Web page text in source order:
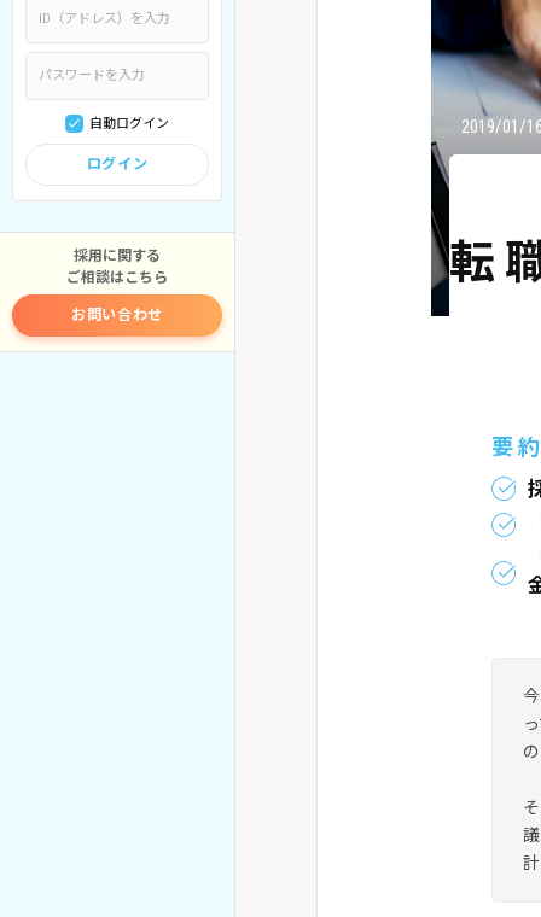
自動ログイン
ログイン
採用に関する
ご相談はこちら
お問い合わせ
2019/01/
転
要